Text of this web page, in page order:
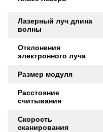
Лазерный луч длина
волны
Отклонения
электронного луча
Размер модуля
Расстояние
считывания
Скорость
сканирования